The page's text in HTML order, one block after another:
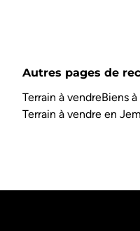
Autres pages de
Terrain à vendreBiens
Terrain à vendre en